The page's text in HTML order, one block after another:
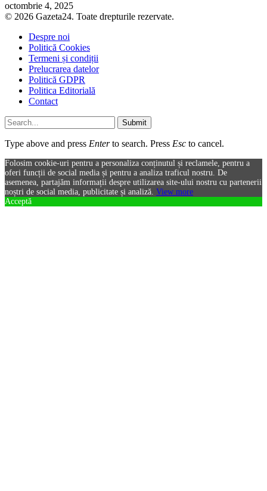
octombrie 4, 2025
© 2026 Gazeta24. Toate drepturile rezervate.
Despre noi
Politică Cookies
Termeni și condiții
Prelucrarea datelor
Politică GDPR
Politica Editorială
Contact
Submit
Type above and press Enterto search. Press Esc to cancel.
Folosim cookie-uri pentru a personaliza conținutul și reclamele, pentru a
oferi funcții de social media și pentru a analiza traficul nostru. De
asemenea, partajăm informații despre utilizarea site-ului nostru cu partenerii
noștri de social media, publicitate și analiză. View more
Acceptă